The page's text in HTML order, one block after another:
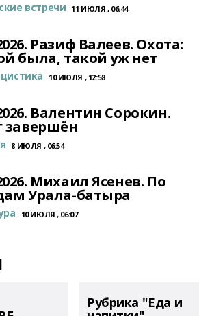
встречи 11 ИЮЛЯ , 06:44
Разиф Валеев. Охота:
была, такой уж нет
10 ИЮЛЯ , 12:58
Валентин Сорокин.
завершён
8 ИЮЛЯ , 06:54
Михаил Ясенев. По
Урала-батыра
10 ИЮЛЯ , 06:07
Рубрика "Еда и